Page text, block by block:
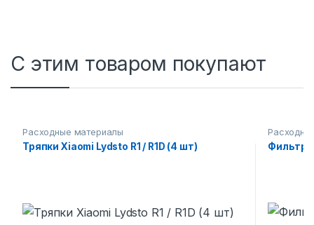
С этим товаром покупают
Расходные материалы
Тряпки Xiaomi Lydsto R1 / R1D (4 шт) Фильтр